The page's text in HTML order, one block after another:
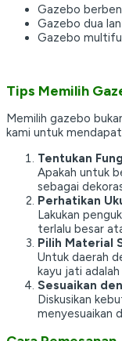
Gazebo
Gazebo dua
Gazebo
Tips Memilih
Memilih gazebo
kami untuk
Tentukan
Apakah untuk
sebagai
Perhatikan
Lakukan
terlalu besar
Pilih Material
Untuk daerah
kayu jati
Sesuaikan
Diskusikan
menyesuaikan